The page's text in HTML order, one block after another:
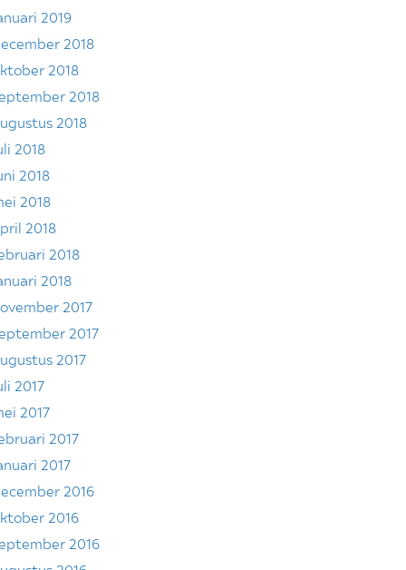
2019
2018
2018
2018
2018
2018
2018
2018
2018
2018
2018
2017
2017
2017
2017
2017
2017
2017
2016
2016
2016